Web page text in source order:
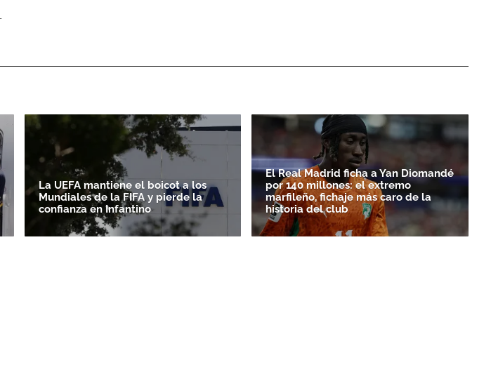
La UEFA mantiene el boicot a los
Mundiales de la FIFA y pierde la
confianza en Infantino
El Real Madrid ficha a Yan Diomandé
por 140 millones: el extremo
marfileño, fichaje más caro de la
historia del club